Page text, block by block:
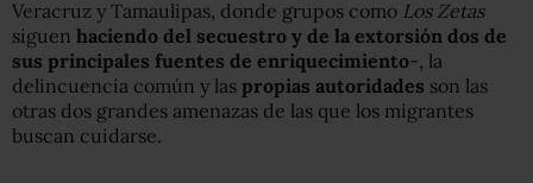
Veracruz y Tamaulipas, donde grupos como Los Zetas
siguen haciendo del secuestro y de la extorsión dos de
sus principales fuentes de enriquecimiento-, la
delincuencia común y las propias autoridades son las
otras dos grandes amenazas de las que los migrantes
buscan cuidarse.